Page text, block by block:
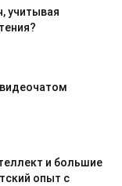
учитывая
и большие
опыт с